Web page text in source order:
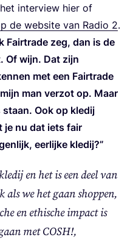
inter­view hier of
de web­si­te van Radio 2.
Fair­t­ra­de zeg, dan is de
Of wijn. Dat zijn
met een Fair­t­ra­de
man ver­zot op. Maar
Ook op kle­dij
je nu dat iets fair
eer­lij­ke kledij?”
en het is een deel van
we het gaan shop­pen,
en ethi­sche impact is
metCOSH!,